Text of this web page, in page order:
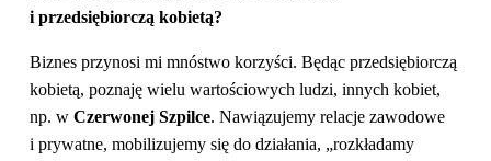
i przedsiębiorczą kobietą?
Biznes przynosi mi mnóstwo korzyści. Będąc przedsiębiorczą
kobietą, poznaję wielu wartościowych ludzi, innych kobiet,
np. w Czerwonej Szpilce. Nawiązujemy relacje zawodowe
i prywatne, mobilizujemy się do działania, „rozkładamy